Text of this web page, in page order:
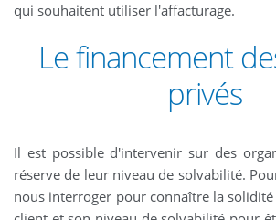
qui souhaitent utiliser l'affacturage.
Le financement
privés
Il est possible d'intervenir sur des
réserve de leur niveau de solvabilité.
nous interroger pour connaître la